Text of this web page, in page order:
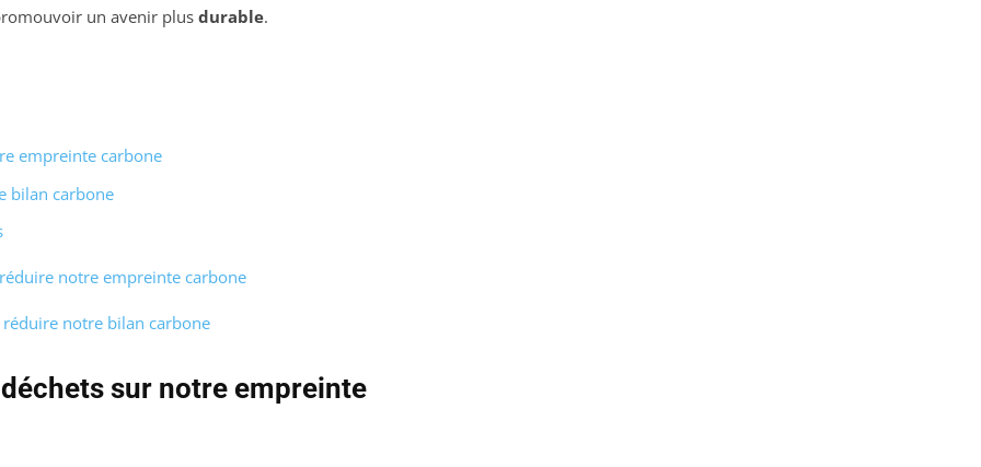
un avenir plusdurable.
empreinte carbone
bilan carbone
notre empreinte carbone
notre bilan carbone
sur notre empreinte